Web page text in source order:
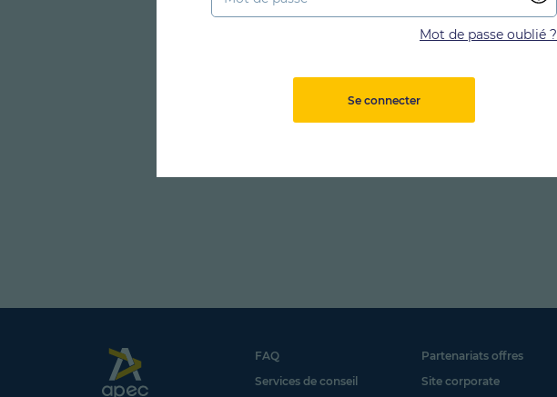
Mot de passe oublié ?
Se connecter
FAQ
Services de conseil
Partenariats offres
Site corporate